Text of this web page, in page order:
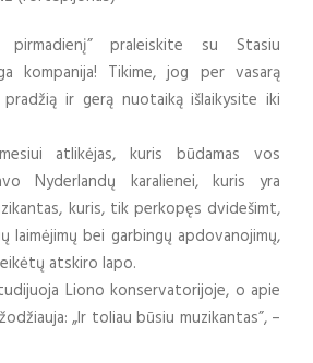
pirmadienį” praleiskite su Stasiu
kompanija! Tikime, jog per vasarą
ir gerą nuotaiką išlaikysite iki
atlikėjas, kuris būdamas vos
Nyderlandų karalienei, kuris yra
kuris, tik perkopęs dvidešimt,
laimėjimų bei garbingų apdovanojimų,
atskiro lapo.
Liono konservatorijoje, o apie
„Ir toliau būsiu muzikantas”, –